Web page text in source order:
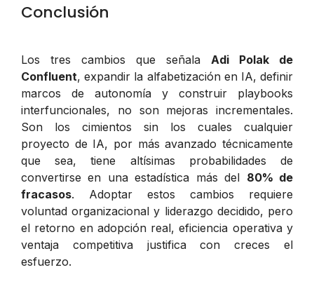
Conclusión
Los tres cambios que señala Adi Polak de
Confluent, expandir la alfabetización en IA, definir
marcos de autonomía y construir playbooks
interfuncionales, no son mejoras incrementales.
Son los cimientos sin los cuales cualquier
proyecto de IA, por más avanzado técnicamente
que sea, tiene altísimas probabilidades de
convertirse en una estadística más del 80% de
fracasos. Adoptar estos cambios requiere
voluntad organizacional y liderazgo decidido, pero
el retorno en adopción real, eficiencia operativa y
ventaja competitiva justifica con creces el
esfuerzo.